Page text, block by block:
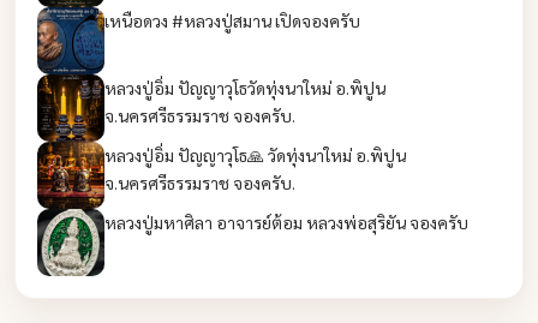
เหนือดวง #หลวงปู่สมาน เปิดจองครับ
หลวงปู่อิ่ม ปัญญาวุโธวัดทุ่งนาใหม่ อ.พิปูน
จ.นครศรีธรรมราช จองครับ.
หลวงปู่อิ่ม ปัญญาวุโธ🙏 วัดทุ่งนาใหม่ อ.พิปูน
จ.นครศรีธรรมราช จองครับ.
หลวงปู่มหาศิลา อาจารย์ต้อม หลวงพ่อสุริยัน จองครับ